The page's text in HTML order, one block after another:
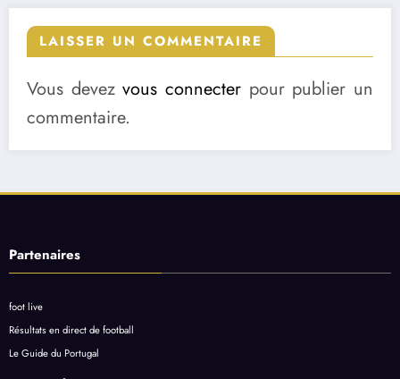
LAISSER UN COMMENTAIRE
Vous devezvous connecter pour publier un
commentaire.
Partenaires
foot live
Résultats en direct de football
Le Guide du Portugal